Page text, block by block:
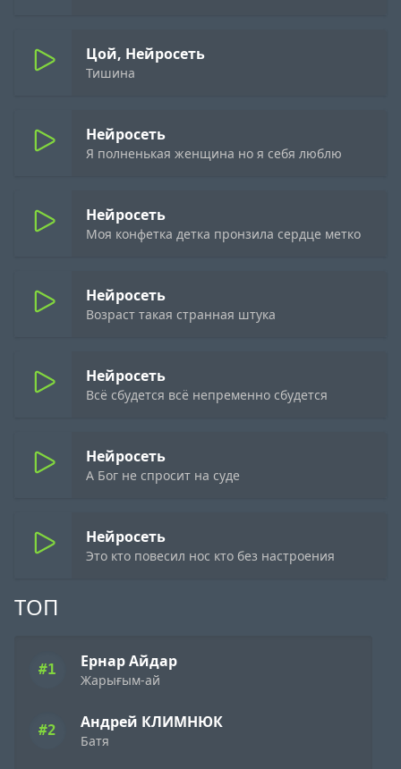
ТОП
#1 Ернар Айдар
Жарығым-ай
#2 Андрей КЛИМНЮК
Батя
Цой, Нейросеть
Тишина
Нейросеть
Я полненькая женщина но я себя люблю
Нейросеть
Моя конфетка детка пронзила сердце метко
Нейросеть
Возраст такая странная штука
Нейросеть
Всё сбудется всё непременно сбудется
Нейросеть
А Бог не спросит на суде
Нейросеть
Это кто повесил нос кто без настроения